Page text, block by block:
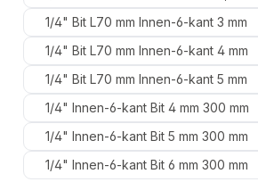
1/4" Bit L70 mm Innen-6-kant 3 mm
1/4" Bit L70 mm Innen-6-kant 4 mm
1/4" Bit L70 mm Innen-6-kant 5 mm
1/4" Innen-6-kant Bit 4 mm 300 mm
1/4" Innen-6-kant Bit 5 mm 300 mm
1/4" Innen-6-kant Bit 6 mm 300 mm